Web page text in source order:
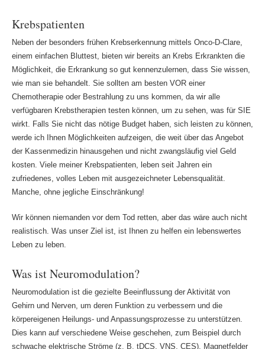
Krebspatienten
Neben der besonders frühen Krebserkennung mittels Onco-D-Clare,
einem einfachen Bluttest, bieten wir bereits an Krebs Erkrankten die
Möglichkeit, die Erkrankung so gut kennenzulernen, dass Sie wissen,
wie man sie behandelt. Sie sollten am besten VOR einer
Chemotherapie oder Bestrahlung zu uns kommen, da wir alle
verfügbaren Krebstherapien testen können, um zu sehen, was für SIE
wirkt. Falls Sie nicht das nötige Budget haben, sich leisten zu können,
werde ich Ihnen Möglichkeiten aufzeigen, die weit über das Angebot
der Kassenmedizin hinausgehen und nicht zwangsläufig viel Geld
kosten. Viele meiner Krebspatienten, leben seit Jahren ein
zufriedenes, volles Leben mit ausgezeichneter Lebensqualität.
Manche, ohne jegliche Einschränkung!
Wir können niemanden vor dem Tod retten, aber das wäre auch nicht
realistisch. Was unser Ziel ist, ist Ihnen zu helfen ein lebenswertes
Leben zu leben.
Was ist Neuromodulation?
Neuromodulation ist die gezielte Beeinflussung der Aktivität von
Gehirn und Nerven, um deren Funktion zu verbessern und die
körpereigenen Heilungs- und Anpassungsprozesse zu unterstützen.
Dies kann auf verschiedene Weise geschehen, zum Beispiel durch
schwache elektrische Ströme (z. B. tDCS, VNS, CES), Magnetfelder